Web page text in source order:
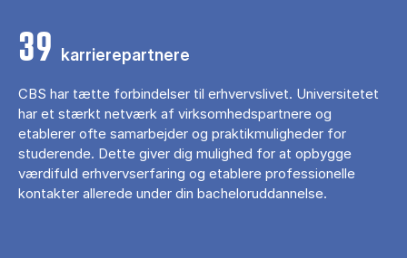
39 karrierepartnere
CBS har tætte forbindelser til erhvervslivet. Universitetet
har et stærkt netværk af virksomhedspartnere og
etablerer ofte samarbejder og praktikmuligheder for
studerende. Dette giver dig mulighed for at opbygge
værdifuld erhvervserfaring og etablere professionelle
kontakter allerede under din bacheloruddannelse.